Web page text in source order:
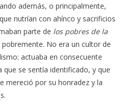
además, o principalmente,
nutrían con ahínco y sacrificios
parte de los pobres de la
No era un cultor de
actuaba en consecuente
se sentía identificado, y que
mereció por su honradez y la